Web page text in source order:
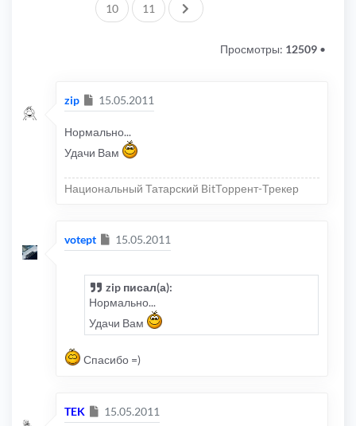
10 11 След.
Просмотры: 12509 •
zip Сообщение
15.05.2011
Нормально...
Удачи Вам
Национальный Татарский BitТоррент-Трекер
votept Сообщение
15.05.2011
zip писал(а):
Нормально...
Удачи Вам
Спасибо =)
TEK Сообщение
15.05.2011